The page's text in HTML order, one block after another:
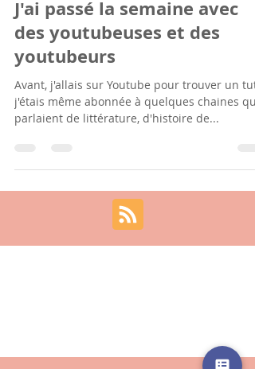
21 mai 2019
3 min de lecture
J'ai passé la semaine avec
des youtubeuses et des
youtubeurs
Avant, j'allais sur Youtube pour trouver un